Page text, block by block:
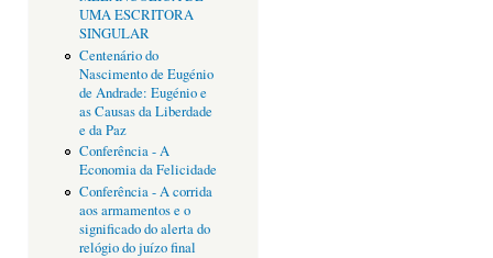
UMA ESCRITORA
SINGULAR
Centenário do
Nascimento de Eugénio
de Andrade: Eugénio e
as Causas da Liberdade
e da Paz
Conferência - A
Economia da Felicidade
Conferência - A corrida
aos armamentos e o
significado do alerta do
relógio do juízo final